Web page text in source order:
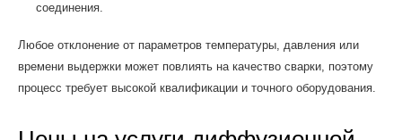
соединения.
Любое отклонение от параметров температуры, давления или
времени выдержки может повлиять на качество сварки, поэтому
процесс требует высокой квалификации и точного оборудования.